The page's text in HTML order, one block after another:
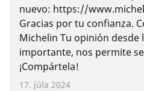
nuevo: https://
Gracias por tu confianza.
Michelin Tu opinión desde
importante, nos permite
¡Compártela!
17. júla 2024